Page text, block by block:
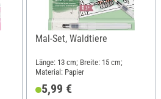
Mal-Set, Waldtiere
Länge: 13 cm; Breite: 15 cm;
Material: Papier
5,99 €